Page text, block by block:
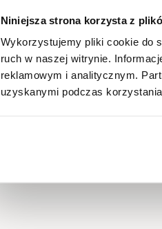
Niniejsza strona korzysta z
Wykorzystujemy pliki cookie do
ruch w naszej witrynie.
reklamowym i analitycznym.
uzyskanymi podczas